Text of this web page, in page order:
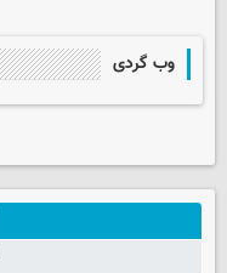
وب گردی